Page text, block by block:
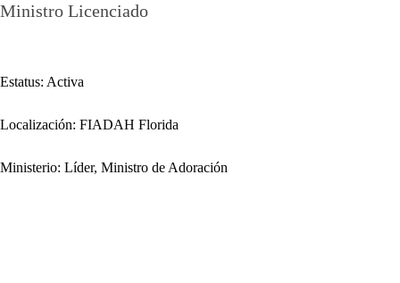
Ministro Licenciado
Estatus: Activa
Localización: FIADAH Florida
Ministerio: Líder, Ministro de Adoración